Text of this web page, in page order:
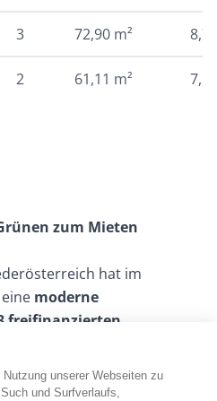
3 72,90 m²
2 61,11 m²
zum Mieten
hat im
moderne
freifinanzierten
hauseigener
sowie einem
unserer Webseiten zu
und Surfverlaufs,